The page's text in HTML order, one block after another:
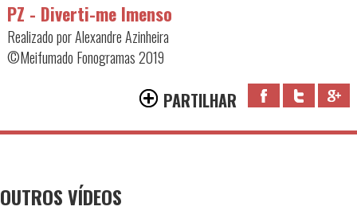
PZ - Diverti-me Imenso
Realizado por Alexandre Azinheira
©Meifumado Fonogramas 2019
PARTILHAR
OUTROS VÍDEOS